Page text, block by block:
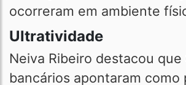
ocorreram em ambiente
Ultratividade
Neiva Ribeiro destacou que
bancários apontaram como